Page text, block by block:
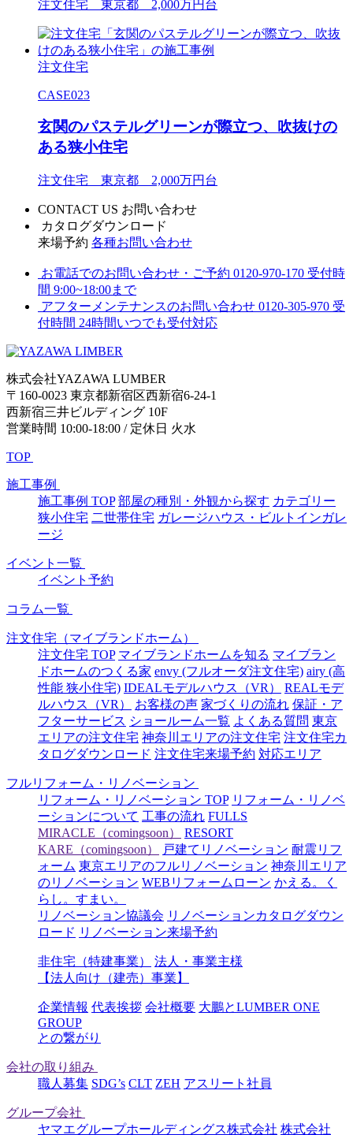
注文住宅 東京都 2,000万円台
注文住宅
CASE023
玄関のパステルグリーンが際立つ、吹抜けの
ある狭小住宅
注文住宅 東京都 2,000万円台
CONTACT US お問い合わせ
カタログダウンロード
来場予約 各種お問い合わせ
お電話でのお問い合わせ・ご予約 0120-970-170 受付時
間 9:00~18:00まで
アフターメンテナンスのお問い合わせ 0120-305-970 受
付時間 24時間いつでも受付対応
株式会社YAZAWA LUMBER
〒160-0023 東京都新宿区西新宿6-24-1
西新宿三井ビルディング 10F
営業時間 10:00-18:00 / 定休日 火水
TOP
施工事例
施工事例 TOP 部屋の種別・外観から探す カテゴリー
狭小住宅 二世帯住宅 ガレージハウス・ビルトインガレ
ージ
イベント一覧
イベント予約
コラム一覧
注文住宅（マイブランドホーム）
注文住宅 TOP マイブランドホームを知る マイブラン
ドホームのつくる家 envy (フルオーダ注文住宅) airy (高
性能 狭小住宅) IDEALモデルハウス（VR）
REALモデ
ルハウス（VR）
お客様の声 家づくりの流れ 保証・ア
フターサービス ショールーム一覧 よくある質問 東京
エリアの注文住宅 神奈川エリアの注文住宅 注文住宅カ
タログダウンロード 注文住宅来場予約 対応エリア
フルリフォーム・リノベーション
リフォーム・リノベーション TOP リフォーム・リノベ
ーションについて 工事の流れ FULLS
MIRACLE（comingsoon）
RESORT
KARE（comingsoon）
戸建てリノベーション 耐震リフ
ォーム 東京エリアのフルリノベーション 神奈川エリア
のリノベーション WEBリフォームローン かえる。く
らし。すまい。
リノベーション協議会 リノベーションカタログダウン
ロード リノベーション来場予約
非住宅（特建事業）
法人・事業主様
【法人向け（建売）事業】
企業情報 代表挨拶 会社概要 大鵬とLUMBER ONE
GROUP
との繋がり
会社の取り組み
職人募集 SDG’s CLT ZEH アスリート社員
グループ会社
ヤマエグループホールディングス株式会社 株式会社